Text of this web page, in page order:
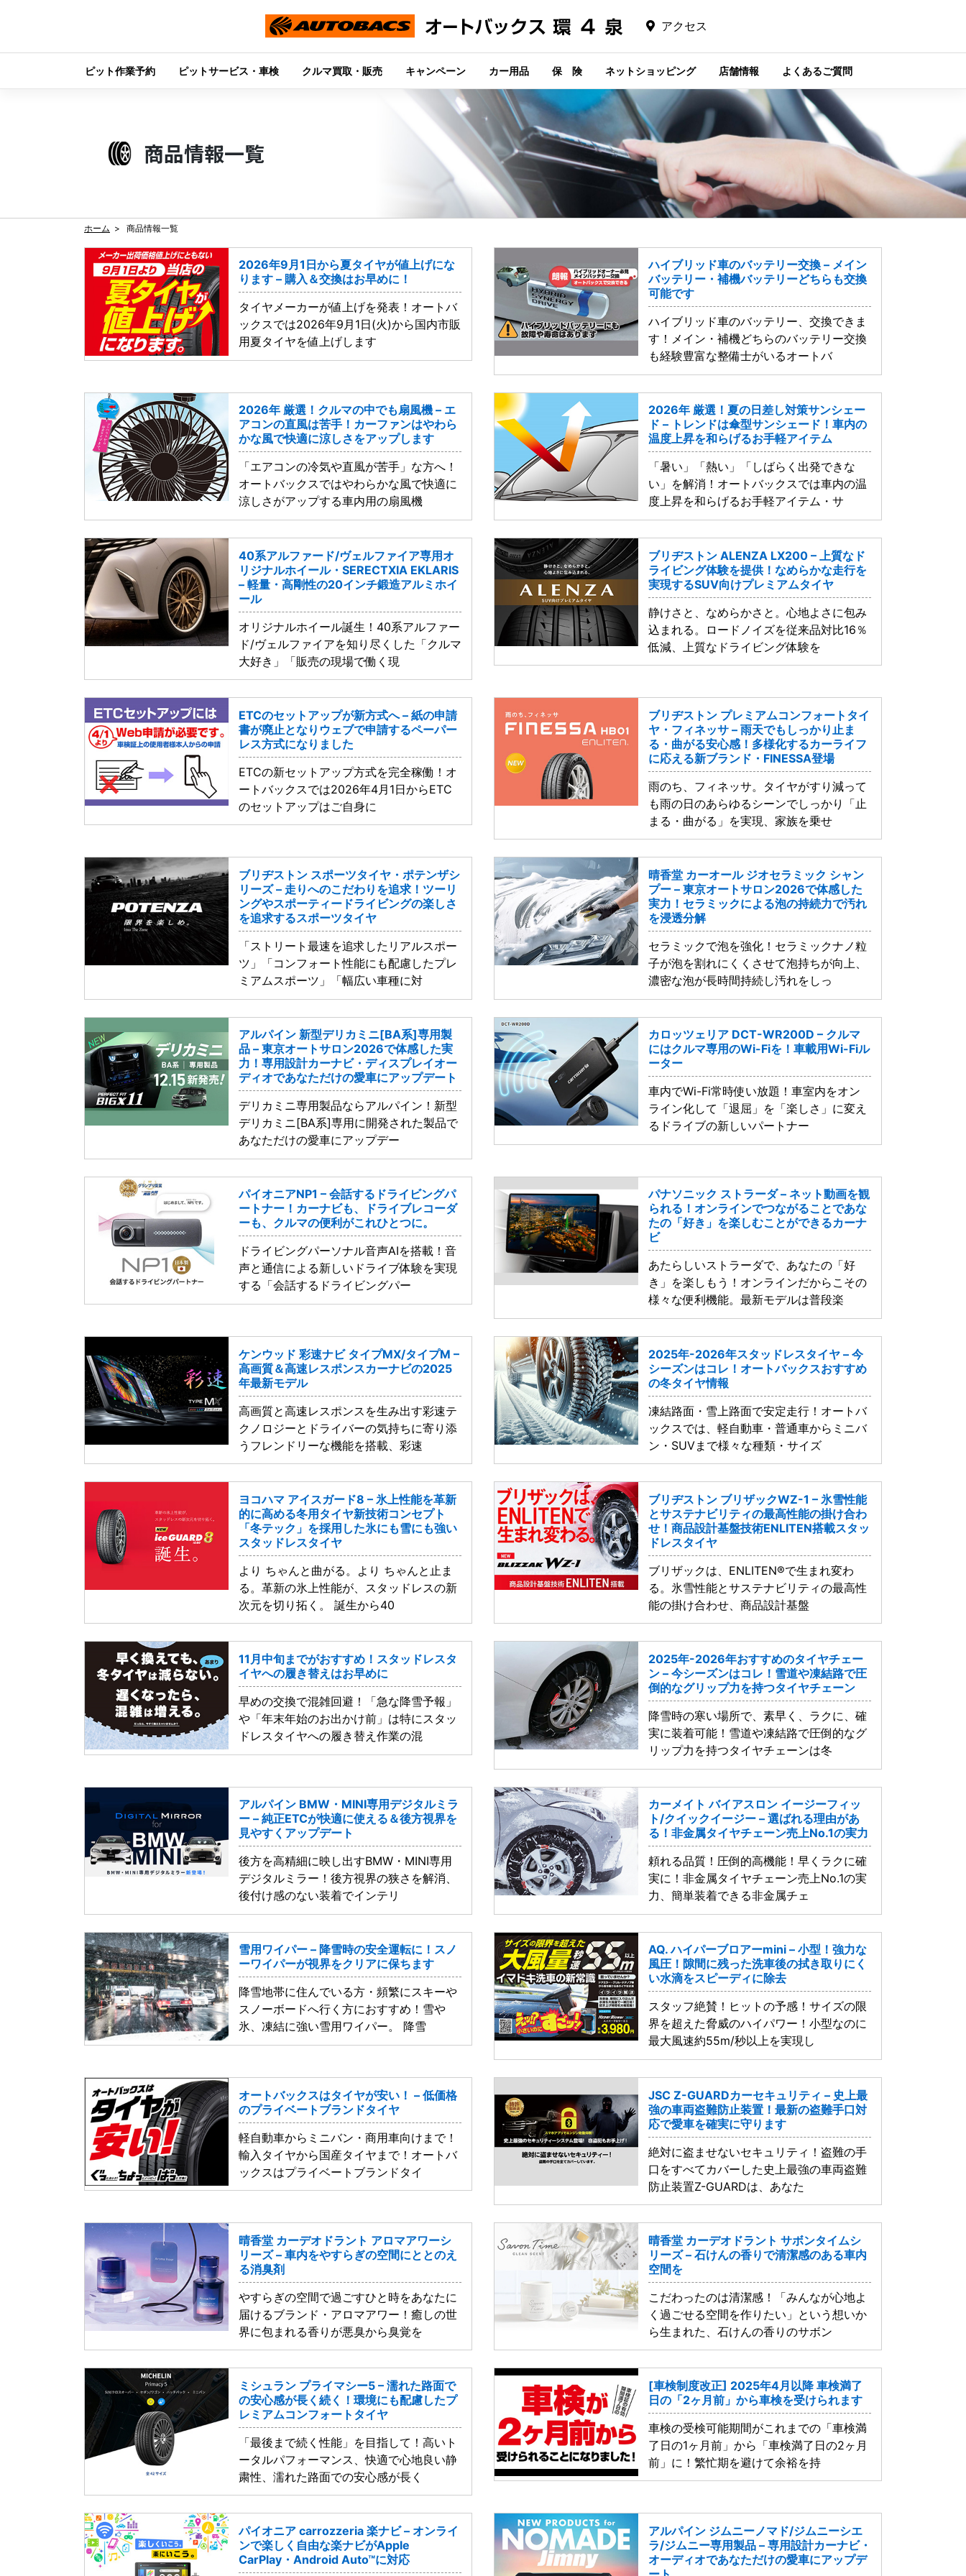
アクセス
ピット作業予約 ピットサービス・車検 クルマ買取・販売 キャンペーン カー用品 保 険 ネットショッピング 店舗情報 よくあるご質問
商品情報一覧
ホーム 商品情報一覧
2026年9月1日から夏タイヤが値上げにな
ります – 購入＆交換はお早めに！
タイヤメーカーが値上げを発表！オートバ
ックスでは2026年9月1日(火)から国内市販
用夏タイヤを値上げします
ハイブリッド車のバッテリー交換 – メイン
バッテリー・補機バッテリーどちらも交換
可能です
ハイブリッド車のバッテリー、交換できま
す！メイン・補機どちらのバッテリー交換
も経験豊富な整備士がいるオートバ
2026年 厳選！クルマの中でも扇風機 – エ
アコンの直風は苦手！カーファンはやわら
かな風で快適に涼しさをアップします
「エアコンの冷気や直風が苦手」な方へ！
オートバックスではやわらかな風で快適に
涼しさがアップする車内用の扇風機
2026年 厳選！夏の日差し対策サンシェー
ド – トレンドは傘型サンシェード！車内の
温度上昇を和らげるお手軽アイテム
「暑い」「熱い」「しばらく出発できな
い」を解消！オートバックスでは車内の温
度上昇を和らげるお手軽アイテム・サ
40系アルファード/ヴェルファイア専用オ
リジナルホイール・SERECTXIA EKLARIS
– 軽量・高剛性の20インチ鍛造アルミホイ
ール
オリジナルホイール誕生！40系アルファー
ド/ヴェルファイアを知り尽くした「クルマ
大好き」「販売の現場で働く現
ブリヂストン ALENZA LX200 – 上質なド
ライビング体験を提供！なめらかな走行を
実現するSUV向けプレミアムタイヤ
静けさと、なめらかさと。心地よさに包み
込まれる。ロードノイズを従来品対比16％
低減、上質なドライビング体験を
ETCのセットアップが新方式へ – 紙の申請
書が廃止となりウェブで申請するペーパー
レス方式になりました
ETCの新セットアップ方式を完全稼働！オ
ートバックスでは2026年4月1日からETC
のセットアップはご自身に
ブリヂストン プレミアムコンフォートタイ
ヤ・フィネッサ – 雨天でもしっかり止ま
る・曲がる安心感！多様化するカーライフ
に応える新ブランド・FINESSA登場
雨のち、フィネッサ。タイヤがすり減って
も雨の日のあらゆるシーンでしっかり「止
まる・曲がる」を実現、家族を乗せ
ブリヂストン スポーツタイヤ・ポテンザシ
リーズ – 走りへのこだわりを追求！ツーリ
ングやスポーティードライビングの楽しさ
を追求するスポーツタイヤ
「ストリート最速を追求したリアルスポー
ツ」「コンフォート性能にも配慮したプレ
ミアムスポーツ」「幅広い車種に対
晴香堂 カーオール ジオセラミック シャン
プー – 東京オートサロン2026で体感した
実力！セラミックによる泡の持続力で汚れ
を浸透分解
セラミックで泡を強化！セラミックナノ粒
子が泡を割れにくくさせて泡持ちが向上、
濃密な泡が長時間持続し汚れをしっ
アルパイン 新型デリカミニ[BA系]専用製
品 – 東京オートサロン2026で体感した実
力！専用設計カーナビ・ディスプレイオー
ディオであなただけの愛車にアップデート
デリカミニ専用製品ならアルパイン！新型
デリカミニ[BA系]専用に開発された製品で
あなただけの愛車にアップデー
カロッツェリア DCT-WR200D – クルマ
にはクルマ専用のWi-Fiを！車載用Wi-Fiル
ーター
車内でWi-Fi常時使い放題！車室内をオン
ライン化して「退屈」を「楽しさ」に変え
るドライブの新しいパートナー
パイオニアNP1 – 会話するドライビングパ
ートナー！カーナビも、ドライブレコーダ
ーも、クルマの便利がこれひとつに。
ドライビングパーソナル音声AIを搭載！音
声と通信による新しいドライブ体験を実現
する「会話するドライビングパー
パナソニック ストラーダ – ネット動画を観
られる！オンラインでつながることであな
たの「好き」を楽しむことができるカーナ
ビ
あたらしいストラーダで、あなたの「好
き」を楽しもう！オンラインだからこその
様々な便利機能。最新モデルは普段楽
ケンウッド 彩速ナビ タイプMX/タイプM –
高画質＆高速レスポンスカーナビの2025
年最新モデル
高画質と高速レスポンスを生み出す彩速テ
クノロジーとドライバーの気持ちに寄り添
うフレンドリーな機能を搭載、彩速
2025年-2026年スタッドレスタイヤ – 今
シーズンはコレ！オートバックスおすすめ
の冬タイヤ情報
凍結路面・雪上路面で安定走行！オートバ
ックスでは、軽自動車・普通車からミニバ
ン・SUVまで様々な種類・サイズ
ヨコハマ アイスガード8 – 氷上性能を革新
的に高める冬用タイヤ新技術コンセプト
「冬テック」を採用した氷にも雪にも強い
スタッドレスタイヤ
より ちゃんと曲がる。より ちゃんと止ま
る。革新の氷上性能が、スタッドレスの新
次元を切り拓く。 誕生から40
ブリヂストン ブリザックWZ-1 – 氷雪性能
とサステナビリティの最高性能の掛け合わ
せ！商品設計基盤技術ENLITEN搭載スタッ
ドレスタイヤ
ブリザックは、ENLITEN®で生まれ変わ
る。氷雪性能とサステナビリティの最高性
能の掛け合わせ、商品設計基盤
11月中旬までがおすすめ！スタッドレスタ
イヤへの履き替えはお早めに
早めの交換で混雑回避！「急な降雪予報」
や「年末年始のお出かけ前」は特にスタッ
ドレスタイヤへの履き替え作業の混
2025年-2026年おすすめのタイヤチェー
ン – 今シーズンはコレ！雪道や凍結路で圧
倒的なグリップ力を持つタイヤチェーン
降雪時の寒い場所で、素早く、ラクに、確
実に装着可能！雪道や凍結路で圧倒的なグ
リップ力を持つタイヤチェーンは冬
アルパイン BMW・MINI専用デジタルミラ
ー – 純正ETCが快適に使える＆後方視界を
見やすくアップデート
後方を高精細に映し出すBMW・MINI専用
デジタルミラー！後方視界の狭さを解消、
後付け感のない装着でインテリ
カーメイト バイアスロン イージーフィッ
ト/クイックイージー – 選ばれる理由があ
る！非金属タイヤチェーン売上No.1の実力
頼れる品質！圧倒的高機能！早くラクに確
実に！非金属タイヤチェーン売上No.1の実
力、簡単装着できる非金属チェ
雪用ワイパー – 降雪時の安全運転に！スノ
ーワイパーが視界をクリアに保ちます
降雪地帯に住んでいる方・頻繁にスキーや
スノーボードへ行く方におすすめ！雪や
氷、凍結に強い雪用ワイパー。 降雪
AQ. ハイパーブロアーmini – 小型！強力な
風圧！隙間に残った洗車後の拭き取りにく
い水滴をスピーディに除去
スタッフ絶賛！ヒットの予感！サイズの限
界を超えた脅威のハイパワー！小型なのに
最大風速約55m/秒以上を実現し
オートバックスはタイヤが安い！ – 低価格
のプライベートブランドタイヤ
軽自動車からミニバン・商用車向けまで！
輸入タイヤから国産タイヤまで！オートバ
ックスはプライベートブランドタイ
JSC Z-GUARDカーセキュリティ – 史上最
強の車両盗難防止装置！最新の盗難手口対
応で愛車を確実に守ります
絶対に盗ませないセキュリティ！盗難の手
口をすべてカバーした史上最強の車両盗難
防止装置Z-GUARDは、あなた
晴香堂 カーデオドラント アロマアワーシ
リーズ – 車内をやすらぎの空間にととのえ
る消臭剤
やすらぎの空間で過ごすひと時をあなたに
届けるブランド・アロマアワー！癒しの世
界に包まれる香りが悪臭から臭覚を
晴香堂 カーデオドラント サボンタイムシ
リーズ – 石けんの香りで清潔感のある車内
空間を
こだわったのは清潔感！「みんなが心地よ
く過ごせる空間を作りたい」という想いか
ら生まれた、石けんの香りのサボン
ミシュラン プライマシー5 – 濡れた路面で
の安心感が長く続く！環境にも配慮したプ
レミアムコンフォートタイヤ
「最後まで続く性能」を目指して！高いト
ータルパフォーマンス、快適で心地良い静
粛性、濡れた路面での安心感が長く
[車検制度改正] 2025年4月以降 車検満了
日の「2ヶ月前」から車検を受けられます
車検の受検可能期間がこれまでの「車検満
了日の1ヶ月前」から「車検満了日の2ヶ月
前」に！繁忙期を避けて余裕を持
パイオニア carrozzeria 楽ナビ – オンライ
ンで楽しく自由な楽ナビがApple
CarPlay・Android Auto™に対応
アルパイン ジムニーノマド/ジムニーシエ
ラ/ジムニー専用製品 – 専用設計カーナビ・
オーディオであなただけの愛車にアップデ